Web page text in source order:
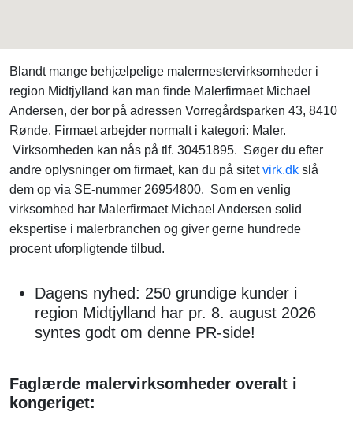
Blandt mange behjælpelige malermestervirksomheder i
region Midtjylland kan man finde Malerfirmaet Michael
Andersen, der bor på adressen Vorregårdsparken 43, 8410
Rønde. Firmaet arbejder normalt i kategori: Maler.
Virksomheden kan nås på tlf. 30451895. Søger du efter
andre oplysninger om firmaet, kan du på sitetvirk.dk slå
dem op via SE-nummer 26954800. Som en venlig
virksomhed har Malerfirmaet Michael Andersen solid
ekspertise i malerbranchen og giver gerne hundrede
procent uforpligtende tilbud.
Dagens nyhed: 250 grundige kunder i
region Midtjylland har pr. 8. august 2026
syntes godt om denne PR-side!
Faglærde malervirksomheder overalt i
kongeriget: